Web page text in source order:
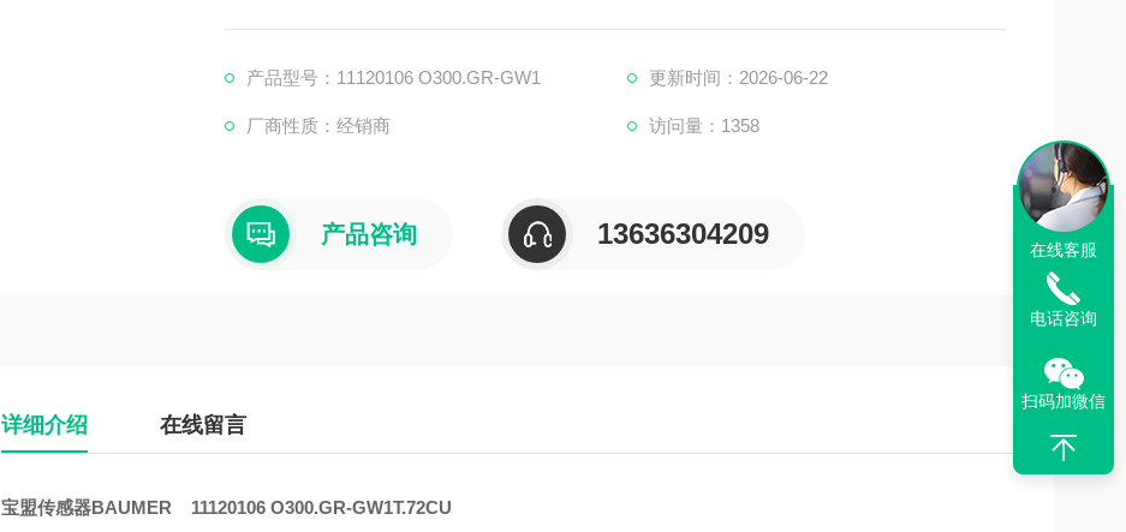
产品型号：11120106 O300.GR-GW1
更新时间：2026-06-22
厂商性质：经销商 访问量：1358
产品咨询 13636304209
详细介绍 在线留言
宝盟传感器BAUMER 11120106 O300.GR-GW1T.72CU
在线客服
电话咨询
扫码加微信